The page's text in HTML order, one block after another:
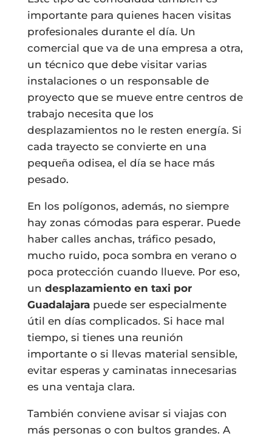
importante para quienes hacen visitas
profesionales durante el día. Un
comercial que va de una empresa a otra,
un técnico que debe visitar varias
instalaciones o un responsable de
proyecto que se mueve entre centros de
trabajo necesita que los
desplazamientos no le resten energía. Si
cada trayecto se convierte en una
pequeña odisea, el día se hace más
pesado.
En los polígonos, además, no siempre
hay zonas cómodas para esperar. Puede
haber calles anchas, tráfico pesado,
mucho ruido, poca sombra en verano o
poca protección cuando llueve. Por eso,
un desplazamiento en taxi por
Guadalajarapuede ser especialmente
útil en días complicados. Si hace mal
tiempo, si tienes una reunión
importante o si llevas material sensible,
evitar esperas y caminatas innecesarias
es una ventaja clara.
También conviene avisar si viajas con
más personas o con bultos grandes. A